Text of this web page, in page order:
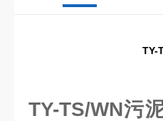
TY-
TY-TS/WN污